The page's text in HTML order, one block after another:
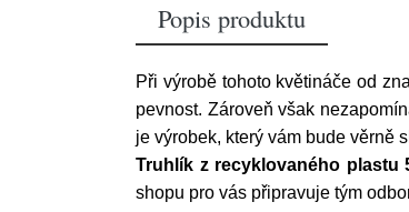
Popis produktu
Při výrobě tohoto květináče od
pevnost. Zároveň však
je výrobek, který vám bude věrně
Truhlík z recyklovaného plastu
shopu pro vás připravuje tým